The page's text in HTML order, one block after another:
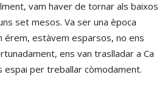
vam haver de tornar als baixos
set mesos. Va ser una època
érem, estàvem esparsos, no ens
ens van traslladar a Ca
espai per treballar còmodament.